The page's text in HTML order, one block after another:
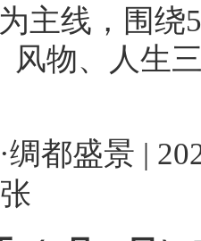
主线，围绕
风物、人生